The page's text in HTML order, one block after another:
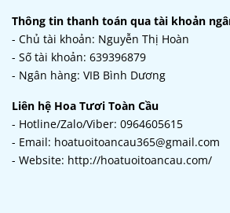
Thông tin thanh toán qua tài khoản
- Chủ tài khoản: Nguyễn Thị Hoàn
- Số tài khoản: 639396879
- Ngân hàng: VIB Bình Dương
Liên hệ Hoa Tươi Toàn Cầu
- Hotline/Zalo/Viber: 0964605615
- Email: hoatuoitoancau365@gmail.com
- Website: http://hoatuoitoancau.com/